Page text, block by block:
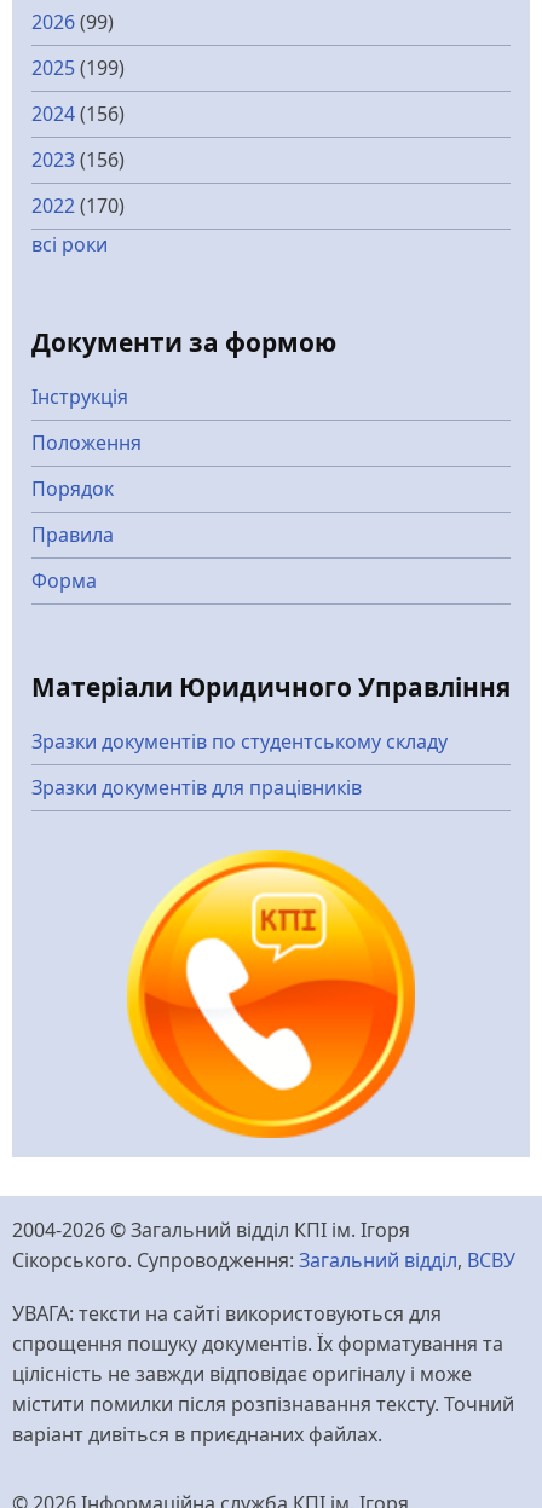
2026(99)
2025(199)
2024(156)
2023(156)
2022(170)
всі роки
Документи за формою
Інструкція
Положення
Порядок
Правила
Форма
Матеріали Юридичного Управління
Зразки документів по студентському складу
Зразки документів для працівників
2004-2026 © Загальний відділ КПІ ім. Ігоря
Сікорського. Супроводження: Загальний відділ, ВСВУ
УВАГА: тексти на сайті використовуються для
спрощення пошуку документів. Їх форматування та
цілісність не завжди відповідає оригіналу і може
містити помилки після розпізнавання тексту. Точний
варіант дивіться в приєднаних файлах.